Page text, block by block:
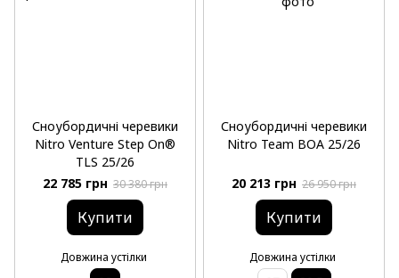
Сноубордичні черевики
Nitro Venture Step On®
TLS 25/26
22 785 грн 30 380 грн
Купити
Довжина устілки
Сноубордичні черевики
Nitro Team BOA 25/26
20 213 грн 26 950 грн
Купити
Довжина устілки